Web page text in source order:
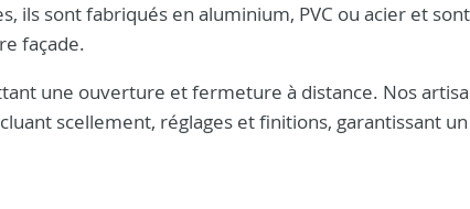
ils sont fabriqués en aluminium, PVC ou acier et
façade.
une ouverture et fermeture à distance. Nos
scellement, réglages et finitions, garantissant un